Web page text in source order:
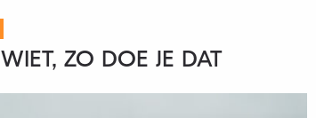
ZO DOE JE DAT